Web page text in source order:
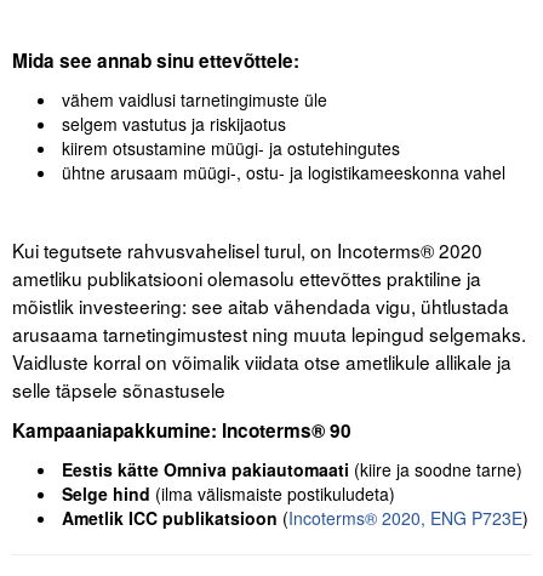
Kontakt
Liitu meililistiga
Oskusteave
Abimaterjalid
Projektid
Mida see annab sinu ettevõttele:
vähem vaidlusi tarnetingimuste üle
selgem vastutus ja riskijaotus
kiirem otsustamine müügi- ja ostutehingutes
ühtne arusaam müügi-, ostu- ja logistikameeskonna vahel
Kui tegutsete rahvusvahelisel turul, on Incoterms® 2020
ametliku publikatsiooni olemasolu ettevõttes praktiline ja
mõistlik investeering: see aitab vähendada vigu, ühtlustada
arusaama tarnetingimustest ning muuta lepingud selgemaks.
Vaidluste korral on võimalik viidata otse ametlikule allikale ja
selle täpsele sõnastusele
Kampaaniapakkumine: Incoterms® 90
Eestis kätte Omniva pakiautomaati (kiire ja soodne tarne)
Selge hind (ilma välismaiste postikuludeta)
Ametlik ICC publikatsioon (Incoterms® 2020, ENG P723E)